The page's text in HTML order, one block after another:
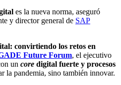
es la nueva norma, aseguró
y director general de SAP
convirtiendo los retos en
Future Forum, el ejecutivo
un core digital fuerte y procesos
la pandemia, sino también innovar.